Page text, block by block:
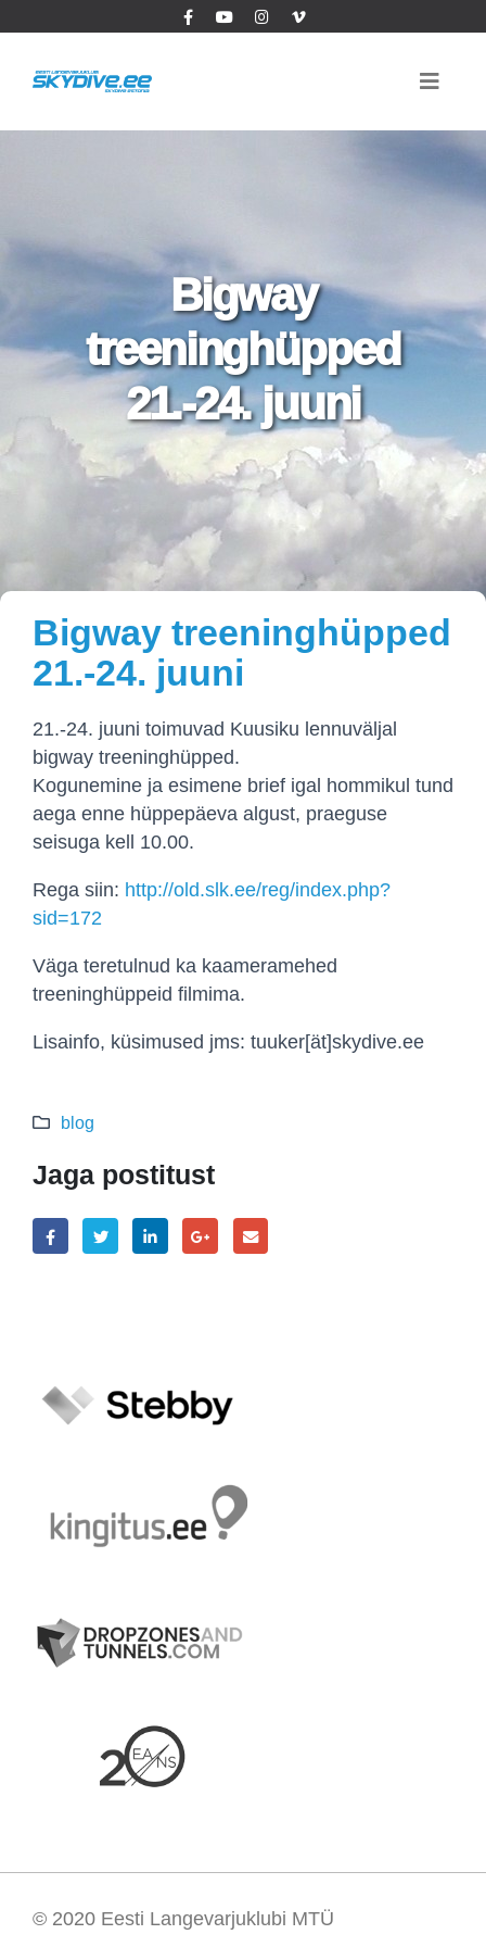
Bigway
treeninghüpped
21.-24. juuni
Bigway treeninghüpped
21.-24. juuni
21.-24. juuni toimuvad Kuusiku lennuväljal
bigway treeninghüpped.
Kogunemine ja esimene brief igal hommikul tund
aega enne hüppepäeva algust, praeguse
seisuga kell 10.00.
Rega siin: http://old.slk.ee/reg/index.php?
sid=172
Väga teretulnud ka kaameramehed
treeninghüppeid filmima.
Lisainfo, küsimused jms: tuuker[ät]skydive.ee
blog
Jaga postitust
© 2020 Eesti Langevarjuklubi MTÜ